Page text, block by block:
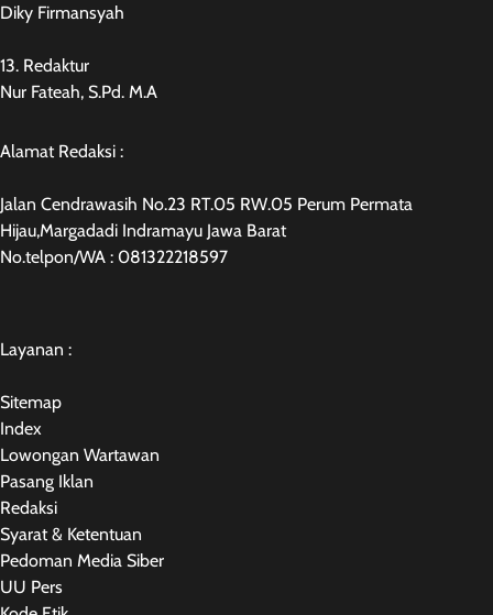
Diky Firmansyah
13. Redaktur
Nur Fateah, S.Pd. M.A
Alamat Redaksi :
Jalan Cendrawasih No.23 RT.05 RW.05 Perum Permata
Hijau,Margadadi Indramayu Jawa Barat
No.telpon/WA : 081322218597
Layanan :
Sitemap
Index
Lowongan Wartawan
Pasang Iklan
Redaksi
Syarat & Ketentuan
Pedoman Media Siber
UU Pers